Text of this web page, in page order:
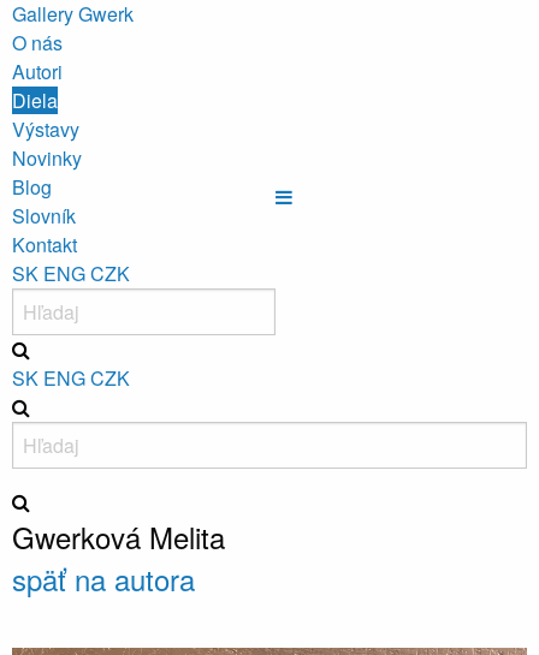
Gallery Gwerk
O nás
Autori
Diela
Výstavy
Novinky
Blog
Slovník
Kontakt
SK ENGCZK
SK ENGCZK
Gwerková Melita
späť na autora